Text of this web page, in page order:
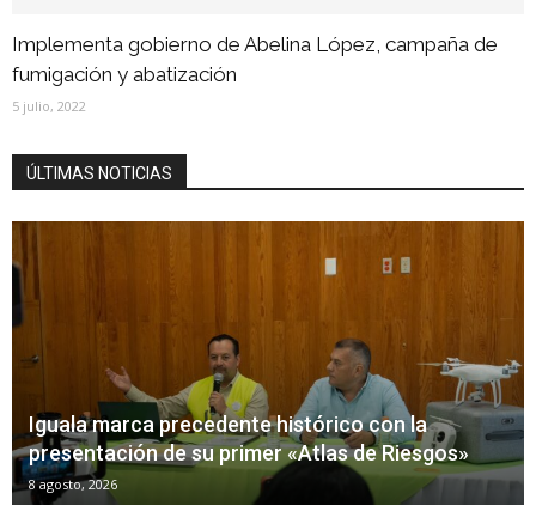
Implementa gobierno de Abelina López, campaña de
fumigación y abatización
5 julio, 2022
ÚLTIMAS NOTICIAS
Iguala marca precedente histórico con la
presentación de su primer «Atlas de Riesgos»
8 agosto, 2026